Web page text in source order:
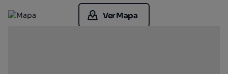
Ver Mapa